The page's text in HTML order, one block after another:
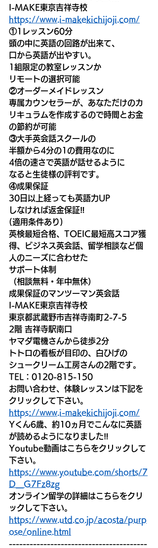
I-MAKE東京吉祥寺校
https://www.i-makekichijoji.com/
①1レッスン60分
頭の中に英語の回路が出来て、
口から英語が出やすい。
1組限定の教室レッスンか
リモートの選択可能
②オーダーメイドレッスン
専属カウンセラーが、あなただけのカ
リキュラムを作成するので時間とお金
の節約が可能
③大手英会話スクールの
半額から4分の1の費用なのに
4倍の速さで英語が話せるように
なると生徒様の評判です。
④成果保証
30日以上経っても英語力UP
しなければ返金保証‼️
(適用条件あり)
英検最短合格、TOEIC最短高スコア獲
得、ビジネス英会話、留学相談など個
人のニーズに合わせた
サポート体制
（相談無料・年中無休）
成果保証のマンツーマン英会話
I-MAKE東京吉祥寺校
東京都武蔵野市吉祥寺南町2-7-5
2階 吉祥寺駅南口
ヤマダ電機さんから徒歩2分
トトロの看板が目印の、白ひげの
シュークリーム工房さんの2階です。
TEL：0120-815-150
お問い合わせ、体験レッスンは下記を
クリックして下さい。
https://www.i-makekichijoji.com/
Yくん6歳、約10ヵ月でこんなに英語
が読めるようになりました‼
Youtube動画はこちらをクリックして
下さい。
https://www.youtube.com/shorts/7
D__G7Fz8zg
オンライン留学の詳細はこちらをクリ
ックして下さい。
https://www.utd.co.jp/acosta/purp
ose/online.html
----------------------------------------